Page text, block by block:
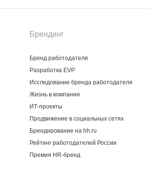
Брендинг
Бренд работодателя
Разработка EVP
Исследование бренда работодателя
Жизнь в компании
ИТ-проекты
Продвижение в социальных сетях
Брендирование на hh.ru
Рейтинг работодателей России
Премия HR-бренд